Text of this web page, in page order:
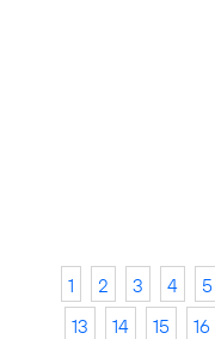
1 2 3 4 5
13
14 15 16